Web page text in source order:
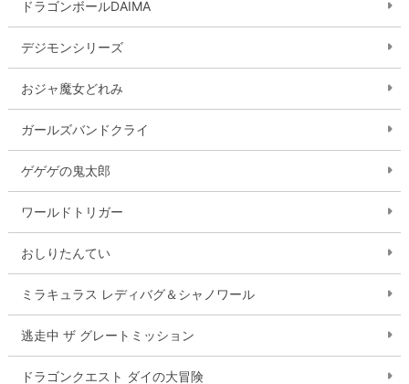
ドラゴンボールDAIMA
デジモンシリーズ
おジャ魔女どれみ
ガールズバンドクライ
ゲゲゲの鬼太郎
ワールドトリガー
おしりたんてい
ミラキュラス レディバグ＆シャノワール
逃走中 ザ グレートミッション
ドラゴンクエスト ダイの大冒険